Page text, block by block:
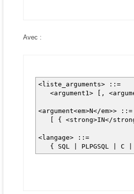
Avec :
<liste_arguments> ::=
<argument1> [,
<argument<em>N</em>>
[ { <strong>IN</
<langage> ::=
{ SQL | PLPGSQL | C |